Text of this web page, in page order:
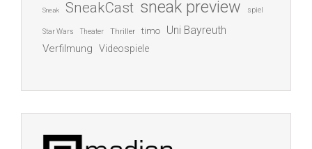
Sneak SneakCast sneak preview spiel
Star Wars Theater Thriller timo Uni Bayreuth
Verfilmung Videospiele